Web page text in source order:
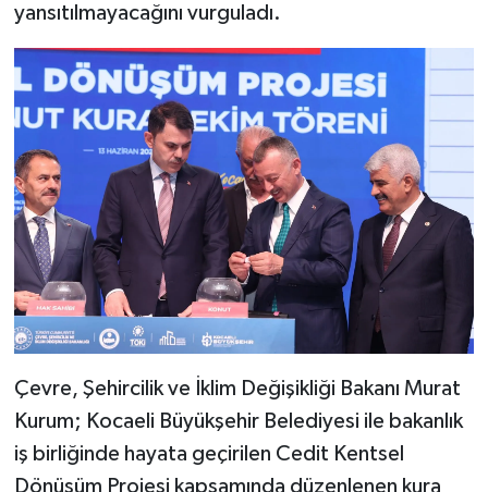
yansıtılmayacağını vurguladı.
Çevre, Şehircilik ve İklim Değişikliği Bakanı Murat
Kurum; Kocaeli Büyükşehir Belediyesi ile bakanlık
iş birliğinde hayata geçirilen Cedit Kentsel
Dönüşüm Projesi kapsamında düzenlenen kura